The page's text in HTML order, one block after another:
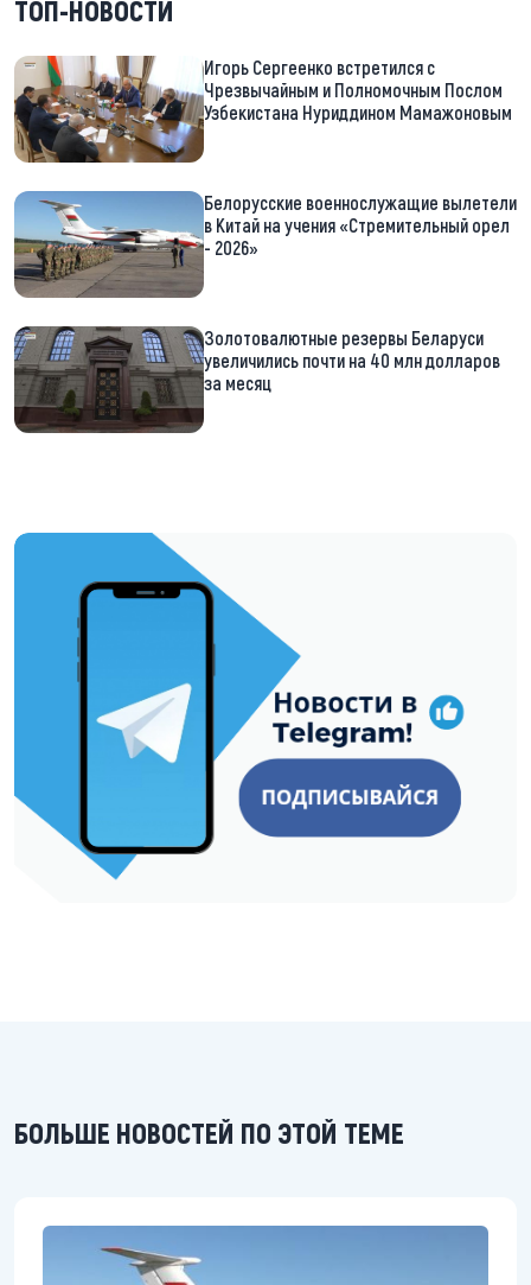
ТОП-НОВОСТИ
Игорь Сергеенко встретился с
Чрезвычайным и Полномочным Послом
Узбекистана Нуриддином Мамажоновым
Белорусские военнослужащие вылетели
в Китай на учения «Стремительный орел
- 2026»
Золотовалютные резервы Беларуси
увеличились почти на 40 млн долларов
за месяц
https://t.me/minskctvby
БОЛЬШЕ НОВОСТЕЙ ПО ЭТОЙ ТЕМЕ